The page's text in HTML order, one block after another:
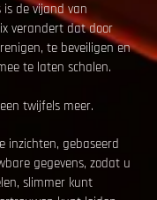
is de vijand van
verandert dat door
te beveiligen en
te laten schalen.
twijfels meer.
inzichten, gebaseerd
gegevens, zodat u
slimmer kunt